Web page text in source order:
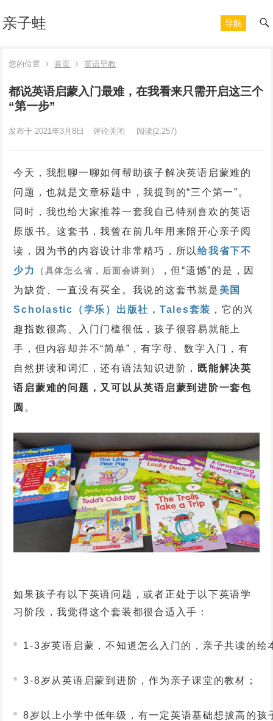
亲子蛙 导航
您的位置 首页 英语早教
都说英语启蒙入门最难，在我看来只需开启这三个
“第一步”
发布于 2021年3月8日 评论关闭 阅读(2,257)
今天，我想聊一聊如何帮助孩子解决英语启蒙难的
问题，也就是文章标题中，我提到的“三个第一”。
同时，我也给大家推荐一套我自己特别喜欢的英语
原版书。这套书，我曾在前几年用来陪开心亲子阅
读，因为书的内容设计非常精巧，所以给我省下不
少力
（具体怎么省，后面会讲到） ，但“遗憾”的是，因
为缺货、一直没有买全。 我说的这套书就是 美国
Scholastic（学乐）出版社，Tales套装 ， 它的兴
趣指数很高、入门门槛很低，孩子很容易就能上
手，但内容却并不“简单”，有字母、数字入门，有
自然拼读和词汇，还有语法知识进阶，
既能解决英
语启蒙难的问题，又可以 从英语启蒙到进阶一套包
圆 。
如果孩子有以下英语问题，或者正处于以下英语学
习阶段，我觉得这个套装都很合适入手：
1-3岁英语启蒙，不知道怎么入门的，亲子共读的绘
3-8岁从英语启蒙到进阶，作为亲子课堂的教材；
8岁以上小学中低年级，有一定英语基础想拔高的孩